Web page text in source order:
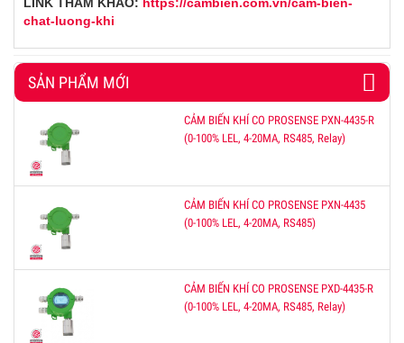
chat-luong-khi
SẢN PHẨM MỚI
CẢM BIẾN KHÍ CO PROSENSE PXN-4435-R
(0-100% LEL, 4-20MA, RS485, Relay)
CẢM BIẾN KHÍ CO PROSENSE PXN-4435
(0-100% LEL, 4-20MA, RS485)
CẢM BIẾN KHÍ CO PROSENSE PXD-4435-R
(0-100% LEL, 4-20MA, RS485, Relay)